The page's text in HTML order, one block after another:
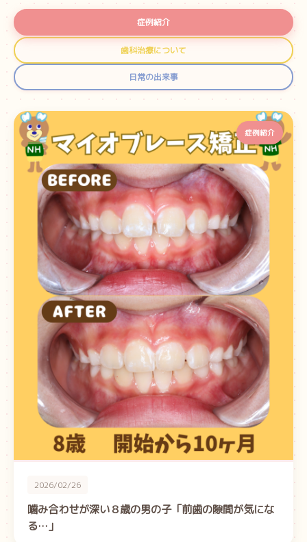
症例紹介
歯科治療について
日常の出来事
症例紹介
2026/02/26
噛み合わせが深い８歳の男の子「前歯の隙間が気にな
る…」